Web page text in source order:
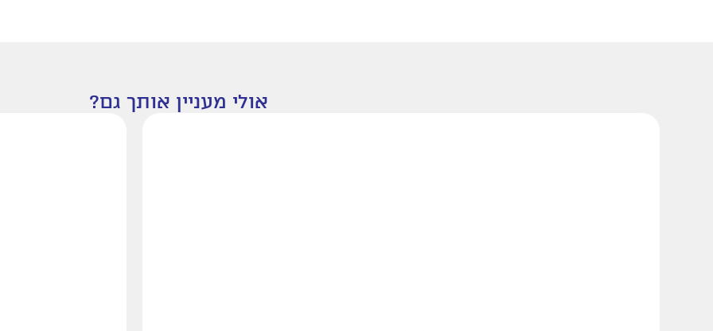
אולי מעניין אותך גם?